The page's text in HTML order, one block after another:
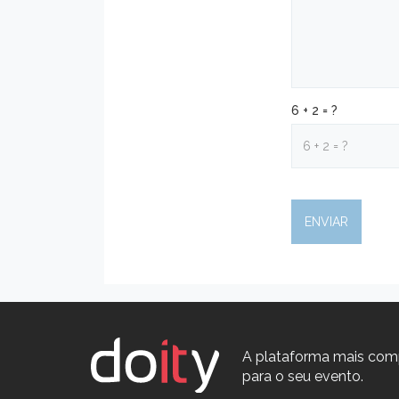
6 + 2 = ?
A plataforma mais
para o seu evento.